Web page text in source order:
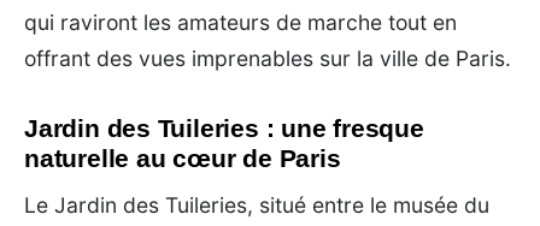
qui raviront les amateurs de marche tout en
offrant des vues imprenables sur la ville de Paris.
Jardin des Tuileries : une fresque
naturelle au cœur de Paris
Le Jardin des Tuileries, situé entre le musée du